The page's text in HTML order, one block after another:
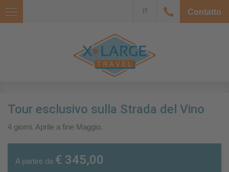
Contatto
IT
Tour esclusivo sulla Strada del Vino
4 giorni. Aprile a fine Maggio.
A partire da € 345,00